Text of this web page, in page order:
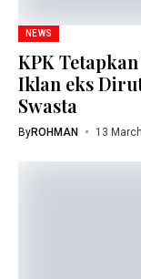
NEWS
KPK
Iklan eks
Swasta
ByROHMAN 13